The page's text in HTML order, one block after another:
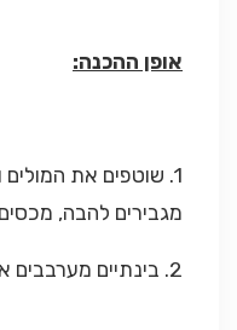
אופן ההכנה:
1. שוטפים את
מגבירים להבה,
2. בינתיים מערבבים את חלב הקוקוס (או השמנת) עם הקארי ומיץ הלימון ומוסיפים לסיר. מוסיפים גם את הכוסברה הקצוצה ומערבבים.